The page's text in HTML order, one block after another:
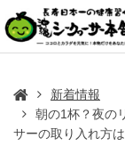
新着情報
朝の1杯？夜の
サーの取り入れ方は